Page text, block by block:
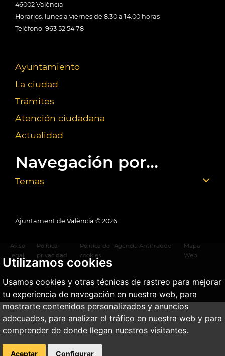
Utilizamos cookies
Usamos cookies y otras técnicas de rastreo para mejorar
tu experiencia de navegación en nuestra web, para
mostrarte contenidos personalizados y anuncios
adecuados, para analizar el tráfico en nuestra web y para
comprender de donde llegan nuestros visitantes.
Aceptar Configurar
46002 València
Horarios: lunes a viernes de 8:30 a 14:00 horas
Teléfono: 963 52 54 78
Ayuntamiento
La ciudad
Trámites
Atención ciudadana
Actualidad
Navegación por...
Temas
Ajuntament de València © 2026
Aviso
legal
Política
privacidad
Política de
cookies
Agencia Antifraude
Mapa
Web